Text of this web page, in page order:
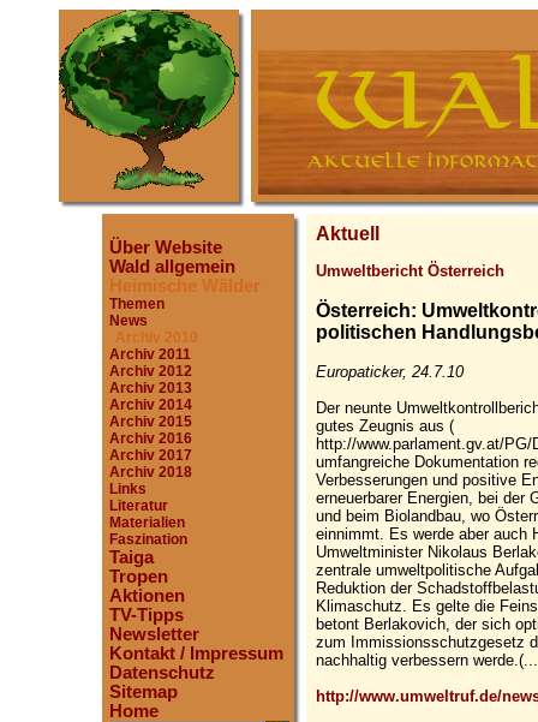
Über Website
Wald allgemein
Heimische Wälder
Themen
News
Archiv 2010
Archiv 2011
Archiv 2012
Archiv 2013
Archiv 2014
Archiv 2015
Archiv 2016
Archiv 2017
Archiv 2018
Links
Literatur
Materialien
Faszination
Taiga
Tropen
Aktionen
TV-Tipps
Newsletter
Kontakt / Impressum
Datenschutz
Sitemap
Home
Aktuell
Umweltbericht Österreich
Österreich:
politischen
Europaticker, 24.7.10
Der neunte
gutes Zeugnis aus (
http://www.parlament.gv.at/
umfangreiche Dokumentation
Verbesserungen und positive
erneuerbarer Energien, bei der
und beim Biolandbau, wo
einnimmt. Es werde aber auch
Umweltminister Nikolaus
zentrale umweltpolitische
Reduktion der
Klimaschutz. Es gelte die
betont Berlakovich, der sich
zum Immissionsschutzgesetz
nachhaltig verbessern
http://www.umweltruf.de/